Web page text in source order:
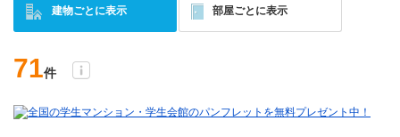
建物ごとに表示 部屋ごとに表示
71件